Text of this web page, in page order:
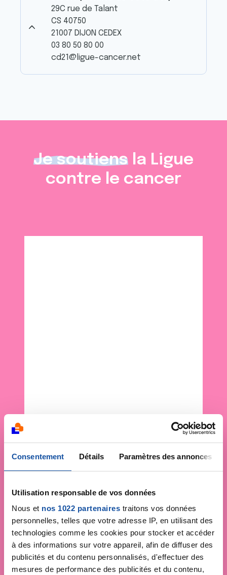
Consentement Détails Paramètres des annonces
Utilisation responsable de vos données
Nous et nos 1022 partenaires traitons vos données
personnelles, telles que votre adresse IP, en utilisant des
technologies comme les cookies pour stocker et accéder
à des informations sur votre appareil, afin de diffuser des
publicités et du contenu personnalisés, d'effectuer des
mesures de performance des publicités et du contenu,
29C rue de Talant
CS 40750
21007 DIJON CEDEX
03 80 50 80 00
cd21@ligue-cancer.net
Je soutiens la Ligue
contre le cancer